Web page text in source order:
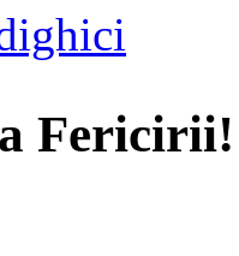
Fericirii!